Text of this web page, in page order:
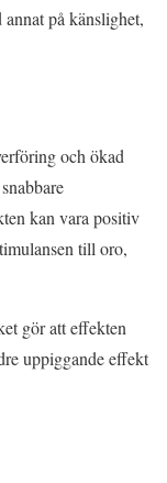
på känslighet,
och ökad
kan vara positiv
till oro,
gör att effekten
uppiggande effekt